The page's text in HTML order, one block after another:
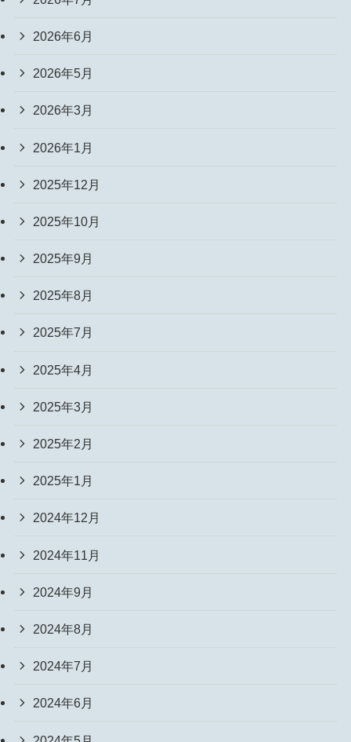
2026年6月
2026年5月
2026年3月
2026年1月
2025年12月
2025年10月
2025年9月
2025年8月
2025年7月
2025年4月
2025年3月
2025年2月
2025年1月
2024年12月
2024年11月
2024年9月
2024年8月
2024年7月
2024年6月